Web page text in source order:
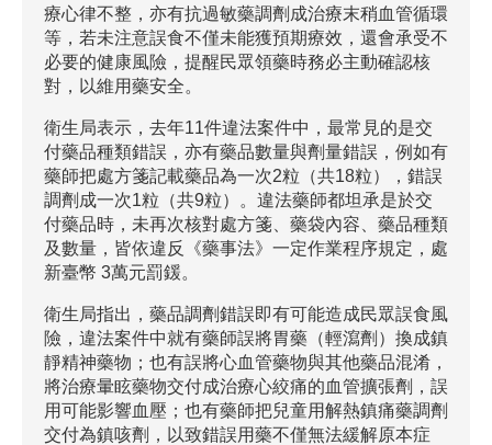
療心律不整，亦有抗過敏藥調劑成治療末稍血管循環
等，若未注意誤食不僅未能獲預期療效，還會承受不
必要的健康風險，提醒民眾領藥時務必主動確認核
對，以維用藥安全。
衛生局表示，去年11件違法案件中，最常見的是交
付藥品種類錯誤，亦有藥品數量與劑量錯誤，例如有
藥師把處方箋記載藥品為一次2粒（共18粒），錯誤
調劑成一次1粒（共9粒）。違法藥師都坦承是於交
付藥品時，未再次核對處方箋、藥袋內容、藥品種類
及數量，皆依違反《藥事法》一定作業程序規定，處
新臺幣 3萬元罰鍰。
衛生局指出，藥品調劑錯誤即有可能造成民眾誤食風
險，違法案件中就有藥師誤將胃藥（輕瀉劑）換成鎮
靜精神藥物；也有誤將心血管藥物與其他藥品混淆，
將治療暈眩藥物交付成治療心絞痛的血管擴張劑，誤
用可能影響血壓；也有藥師把兒童用解熱鎮痛藥調劑
交付為鎮咳劑，以致錯誤用藥不僅無法緩解原本症